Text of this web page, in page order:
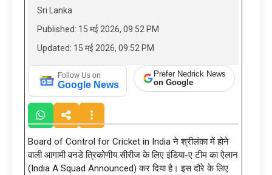
Sri Lanka
Published: 15 मई 2026, 09:52 PM
Updated: 15 मई 2026, 09:52 PM
Follow Us on
Google News
Prefer Nedrick News
on Google
Board of Control for Cricket in India ने श्रीलंका में होने
वाली आगामी वनडे त्रिकोणीय सीरीज के लिए इंडिया-ए टीम का ऐलान
(India A Squad Announced) कर दिया है। इस दौरे के लिए